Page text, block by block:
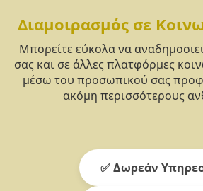
Διαμοιρασμός σε
Μπορείτε εύκολα να
σας και σε άλλες πλατφόρμες
μέσω του προσωπικού σας
ακόμη περισσότερους
✅ Δωρεάν